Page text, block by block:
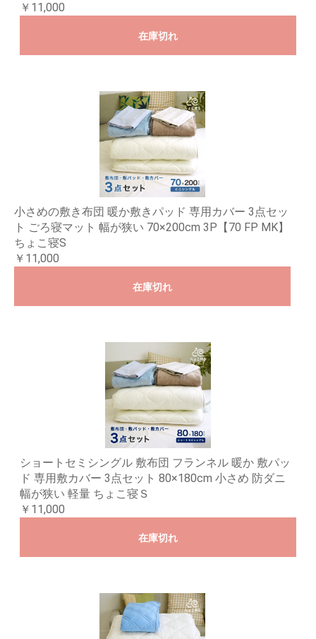
￥11,000
在庫切れ
小さめの敷き布団 暖か敷きパッド 専用カバー 3点セッ
ト ごろ寝マット 幅が狭い 70×200cm 3P【70 FP MK】
ちょこ寝S
￥11,000
在庫切れ
ショートセミシングル 敷布団 フランネル 暖か 敷パッ
ド 専用敷カバー 3点セット 80×180cm 小さめ 防ダニ
幅が狭い 軽量 ちょこ寝Ｓ
￥11,000
在庫切れ